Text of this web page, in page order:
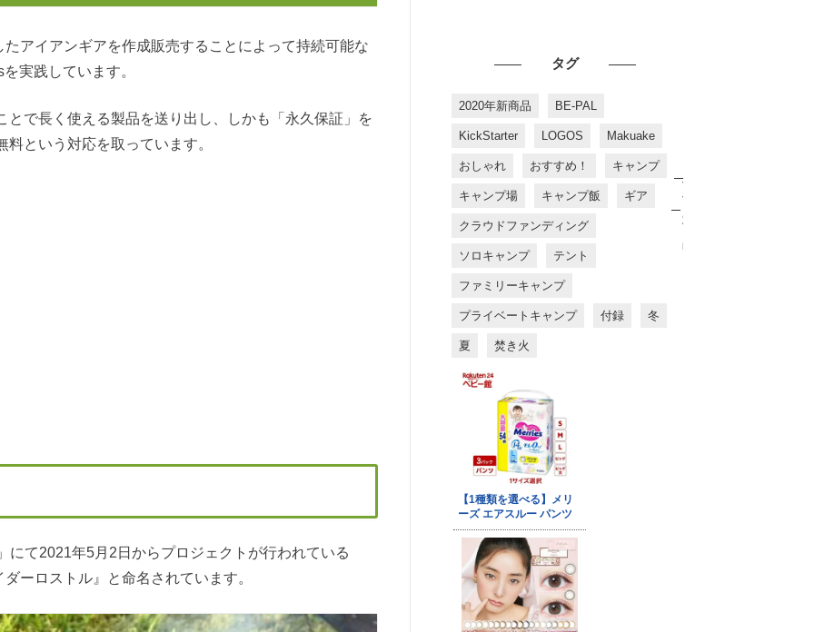
アイアンギアを作成販売することによって持続可能な
実践しています。
で長く使える製品を送り出し、しかも「永久保証」を
という対応を取っています。
て2021年5月2日からプロジェクトが行われている
ーロストル』と命名されています。
タグ
2020年新商品 BE-PAL
KickStarter LOGOS Makuake
おしゃれ おすすめ！ キャンプ
キャンプ場 キャンプ飯 ギア
クラウドファンディング
ソロキャンプ テント
ファミリーキャンプ
プライベートキャンプ 付録 冬
夏 焚き火
す
す
め
商
品